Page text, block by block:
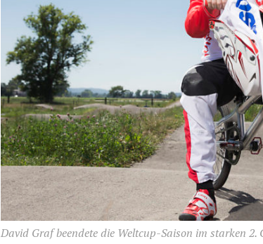
David Graf beendete die Weltcup-Saison im starken 2.